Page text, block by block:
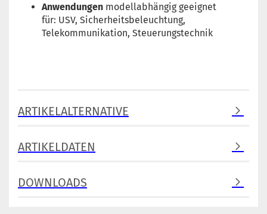
Anwendungen modellabhängig geeignet
für: USV, Sicherheitsbeleuchtung,
Telekommunikation, Steuerungstechnik
ARTIKELALTERNATIVE
ARTIKELDATEN
DOWNLOADS